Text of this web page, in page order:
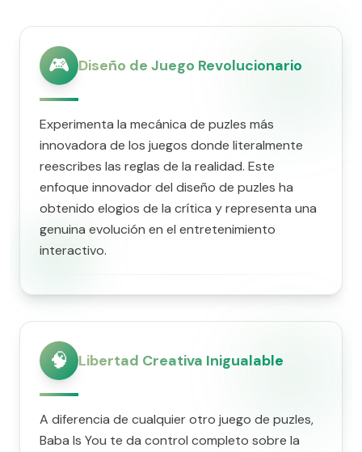
🎮 Diseño de Juego Revolucionario
Experimenta la mecánica de puzles más
innovadora de los juegos donde literalmente
reescribes las reglas de la realidad. Este
enfoque innovador del diseño de puzles ha
obtenido elogios de la crítica y representa una
genuina evolución en el entretenimiento
interactivo.
🧠 Libertad Creativa Inigualable
A diferencia de cualquier otro juego de puzles,
Baba Is You te da control completo sobre la